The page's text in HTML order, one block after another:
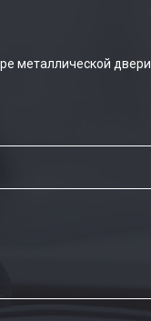
металлической двери.